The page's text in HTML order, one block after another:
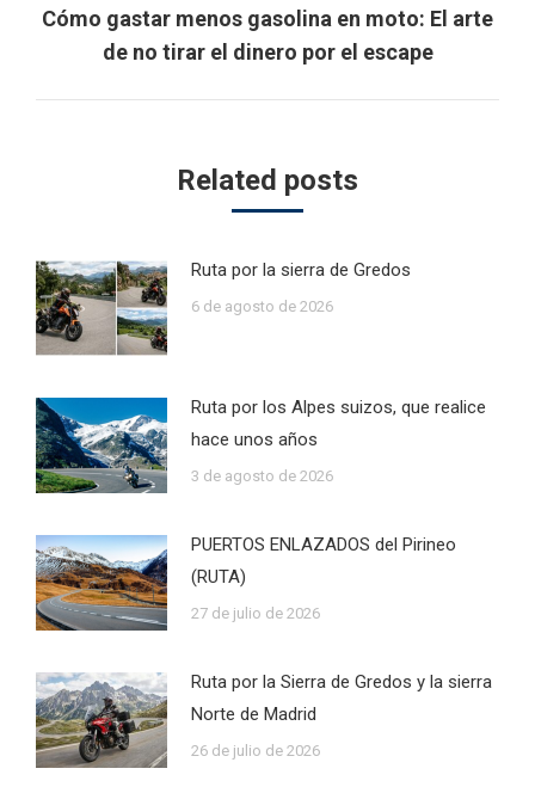
Next
post:
Cómo gastar menos gasolina en moto: El arte
de no tirar el dinero por el escape
Related posts
Ruta por la sierra de Gredos
6 de agosto de 2026
Ruta por los Alpes suizos, que realice
hace unos años
3 de agosto de 2026
PUERTOS ENLAZADOS del Pirineo
(RUTA)
27 de julio de 2026
Ruta por la Sierra de Gredos y la sierra
Norte de Madrid
26 de julio de 2026